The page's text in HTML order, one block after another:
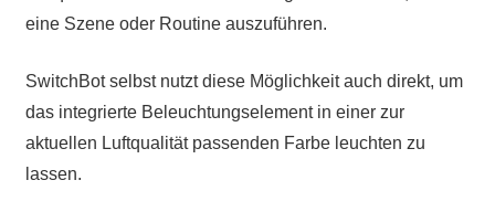
eine Szene oder Routine auszuführen.
SwitchBot selbst nutzt diese Möglichkeit auch direkt, um
das integrierte Beleuchtungselement in einer zur
aktuellen Luftqualität passenden Farbe leuchten zu
lassen.